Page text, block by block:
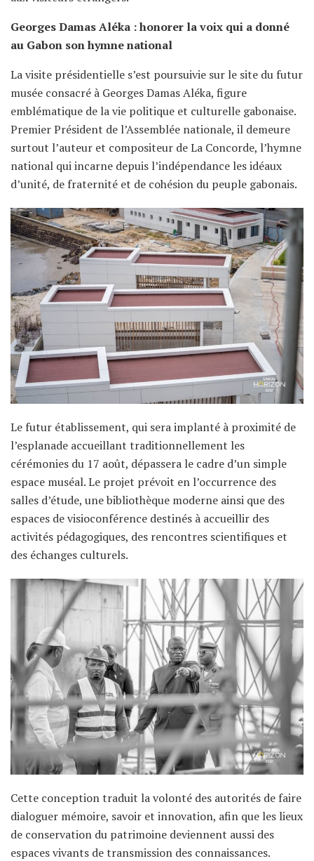
Georges Damas Aléka : honorer la voix qui a donné
au Gabon son hymne national
La visite présidentielle s’est poursuivie sur le site du futur
musée consacré à Georges Damas Aléka, figure
emblématique de la vie politique et culturelle gabonaise.
Premier Président de l’Assemblée nationale, il demeure
surtout l’auteur et compositeur de La Concorde, l’hymne
national qui incarne depuis l’indépendance les idéaux
d’unité, de fraternité et de cohésion du peuple gabonais.
Le futur établissement, qui sera implanté à proximité de
l’esplanade accueillant traditionnellement les
cérémonies du 17 août, dépassera le cadre d’un simple
espace muséal. Le projet prévoit en l’occurrence des
salles d’étude, une bibliothèque moderne ainsi que des
espaces de visioconférence destinés à accueillir des
activités pédagogiques, des rencontres scientifiques et
des échanges culturels.
Cette conception traduit la volonté des autorités de faire
dialoguer mémoire, savoir et innovation, afin que les lieux
de conservation du patrimoine deviennent aussi des
espaces vivants de transmission des connaissances.